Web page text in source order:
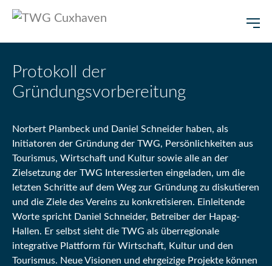
Protokoll der
Gründungsvorbereitung
Norbert Plambeck und Daniel Schneider haben, als
Initiatoren der Gründung der TWG, Persönlichkeiten aus
Tourismus, Wirtschaft und Kultur sowie alle an der
Zielsetzung der TWG Interessierten eingeladen, um die
letzten Schritte auf dem Weg zur Gründung zu diskutieren
und die Ziele des Vereins zu konkretisieren. Einleitende
Worte spricht Daniel Schneider, Betreiber der Hapag-
Hallen. Er selbst sieht die TWG als überregionale
integrative Plattform für Wirtschaft, Kultur und den
Tourismus. Neue Visionen und ehrgeizige Projekte können